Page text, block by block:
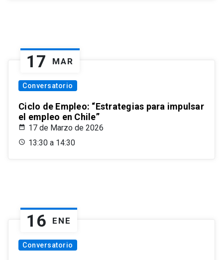
17 MAR
Conversatorio
Ciclo de Empleo: “Estrategias para impulsar
el empleo en Chile”
17 de Marzo de 2026
13:30 a 14:30
16 ENE
Conversatorio